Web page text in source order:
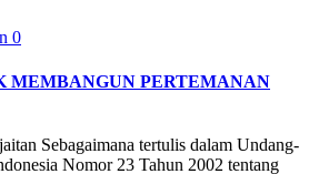
0
MEMBANGUN PERTEMANAN
Sebagaimana tertulis dalam Undang-
Nomor 23 Tahun 2002 tentang